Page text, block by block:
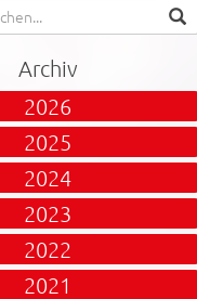
Archiv
2026
2025
2024
2023
2022
2021